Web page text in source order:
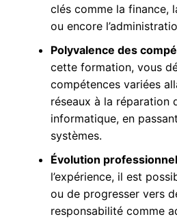
clés comme la finance,
ou encore
Polyvalence des
cette formation, vous
compétences variées
réseaux à la réparation
informatique, en
systèmes.
Évolution
l’expérience, il est
ou de progresser vers
responsabilité comme